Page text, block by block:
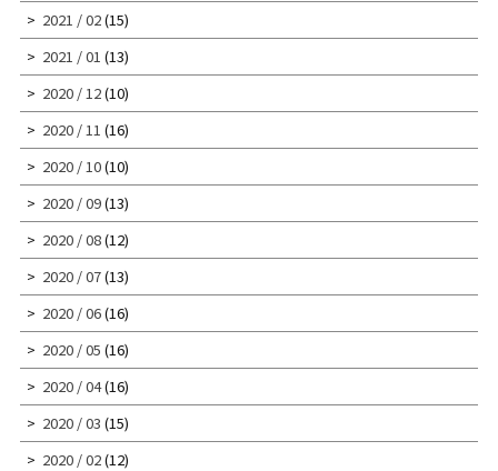
2021 / 02(15)
2021 / 01 (13)
2020 / 12(10)
2020 / 11 (16)
2020 / 10(10)
2020 / 09(13)
2020 / 08(12)
2020 / 07(13)
2020 / 06(16)
2020 / 05 (16)
2020 / 04(16)
2020 / 03 (15)
2020 / 02(12)